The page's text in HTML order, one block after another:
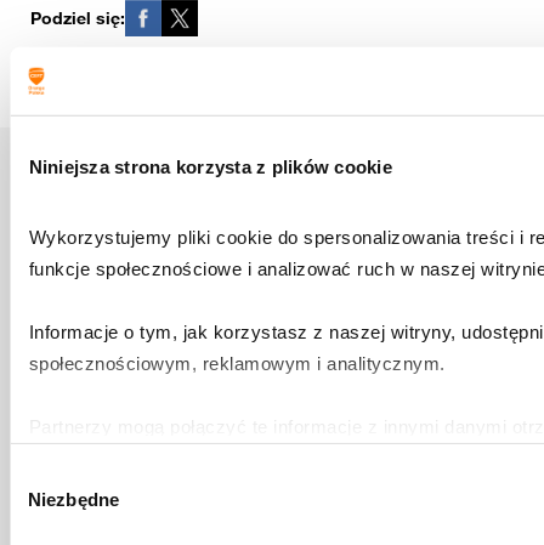
Niniejsza strona korzysta z plików cookie
Wykorzystujemy pliki cookie do spersonalizowania treści i
funkcje społecznościowe i analizować ruch w naszej
Informacje o tym, jak korzystasz z naszej witryny,
społecznościowym, reklamowym i analitycznym.
zgody
Niezbędne
Podziel się:
Zobacz także
3 sierpnia 2026
Jak działa Alert RCB i dlaczego
Polska wciąż nie korzysta z Cell
Broadcast?